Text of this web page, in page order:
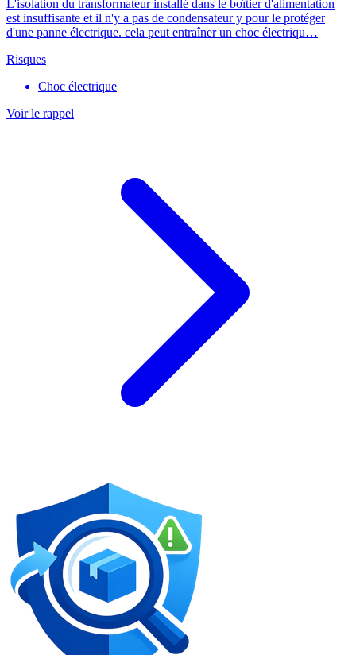
L'isolation du transformateur installé dans le boîtier d'alimentation
est insuffisante et il n'y a pas de condensateur y pour le protéger
d'une panne électrique. cela peut entraîner un choc électriqu…
Risques
Choc électrique
Voir le rappel